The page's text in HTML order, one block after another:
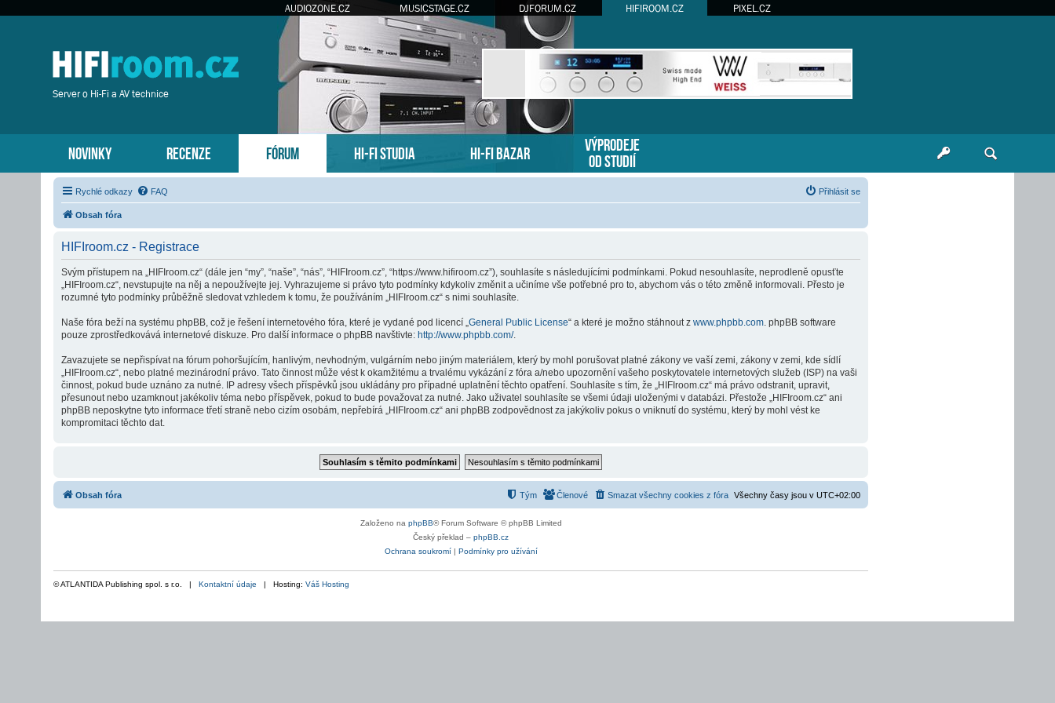
AUDIOZONE.CZ MUSICSTAGE.CZ DJFORUM.CZ HIFIROOM.CZ PIXEL.CZ
Server o Hi-Fi a AV technice
NOVINKY RECENZE FÓRUM HI-FI STUDIA HI-FI BAZAR
VÝPRODEJE
OD STUDIÍ
Rychlé odkazy FAQ Přihlásit se
Obsah fóra
HIFIroom.cz - Registrace
Svým přístupem na „HIFIroom.cz“ (dále jen “my”, “naše”, “nás”, “HIFIroom.cz”, “https://www.hifiroom.cz”), souhlasíte s následujícími podmínkami. Pokud nesouhlasíte, neprodleně opusťte
„HIFIroom.cz“, nevstupujte na něj a nepoužívejte jej. Vyhrazujeme si právo tyto podmínky kdykoliv změnit a učiníme vše potřebné pro to, abychom vás o této změně informovali. Přesto je
rozumné tyto podmínky průběžně sledovat vzhledem k tomu, že používáním „HIFIroom.cz“ s nimi souhlasíte.
Naše fóra beží na systému phpBB, což je řešení internetového fóra, které je vydané pod licencí „General Public License“ a které je možno stáhnout z www.phpbb.com. phpBB software
pouze zprostředkovává internetové diskuze. Pro další informace o phpBB navštivte: http://www.phpbb.com/.
Zavazujete se nepřispívat na fórum pohoršujícím, hanlivým, nevhodným, vulgárním nebo jiným materiálem, který by mohl porušovat platné zákony ve vaší zemi, zákony v zemi, kde sídlí
„HIFIroom.cz“, nebo platné mezinárodní právo. Tato činnost může vést k okamžitému a trvalému vykázání z fóra a/nebo upozornění vašeho poskytovatele internetových služeb (ISP) na vaši
činnost, pokud bude uznáno za nutné. IP adresy všech příspěvků jsou ukládány pro případné uplatnění těchto opatření. Souhlasíte s tím, že „HIFIroom.cz“ má právo odstranit, upravit,
přesunout nebo uzamknout jakékoliv téma nebo příspěvek, pokud to bude považovat za nutné. Jako uživatel souhlasíte se všemi údaji uloženými v databázi. Přestože „HIFIroom.cz“ ani
phpBB neposkytne tyto informace třetí straně nebo cizím osobám, nepřebírá „HIFIroom.cz“ ani phpBB zodpovědnost za jakýkoliv pokus o vniknutí do systému, který by mohl vést ke
kompromitaci těchto dat.
Obsah fóra Všechny časy jsou v UTC+02:00
Smazat všechny cookies z fóra
Členové
Tým
Založeno na phpBB® Forum Software © phpBB Limited
Český překlad – phpBB.cz
Ochrana soukromí| Podmínky pro užívání
© ATLANTIDA Publishing spol. s r.o. | Kontaktní údaje | Hosting: Váš Hosting